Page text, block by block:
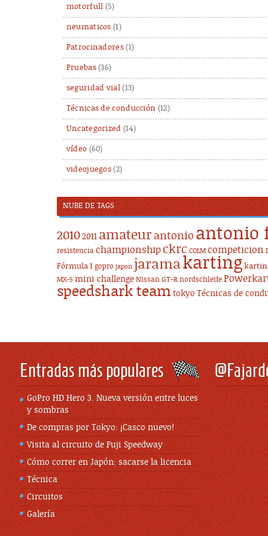
motorfull (5)
neumaticos (1)
Patrocinadores(1)
Pruebas(36)
seguridad vial(13)
Técnicas de conducción (12)
Uncategorized (14)
vídeo (60)
videojuegos (2)
NUBE DE TAGS
20102011 amateur antonio antonio
resistencia championship ckrc COLM competicion
Fórmula 1 gopro japon jaramakarting
MX-5 mini challenge Nissan GT-R nordschleife
speedshark team tokyo Técnicas de
Entradas más populares
GoPro HD Hero 3. Nueva versión entre luces
y sombras
De compras por Tokyo: ¡Casco nuevo!
Visita al circuito de Fuji Speedway
Cómo correr en Japón: sacarse la licencia
Técnica
Circuitos
Galería